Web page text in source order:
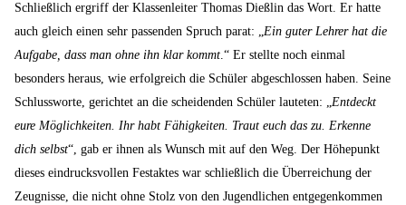
Schließlich ergriff der Klassenleiter Thomas Dießlin das Wort. Er hatte
auch gleich einen sehr passenden Spruch parat: „Ein guter Lehrer hat die
Aufgabe, dass man ohne ihn klar kommt.“ Er stellte noch einmal
besonders heraus, wie erfolgreich die Schüler abgeschlossen haben. Seine
Schlussworte, gerichtet an die scheidenden Schüler lauteten: „Entdeckt
eure Möglichkeiten. Ihr habt Fähigkeiten. Traut euch das zu. Erkenne
dich selbst“, gab er ihnen als Wunsch mit auf den Weg. Der Höhepunkt
dieses eindrucksvollen Festaktes war schließlich die Überreichung der
Zeugnisse, die nicht ohne Stolz von den Jugendlichen entgegenkommen